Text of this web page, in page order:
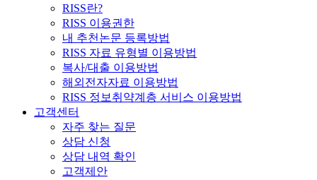
RISS란?
RISS 이용권한
내 추천논문 등록방법
RISS 자료 유형별 이용방법
복사/대출 이용방법
해외전자자료 이용방법
RISS 정보취약계층 서비스 이용방법
고객센터
자주 찾는 질문
상담 신청
상담 내역 확인
고객제안